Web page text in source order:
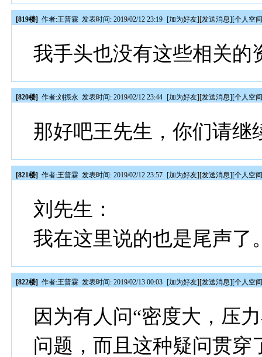
[819楼] 作者:王普霖 发表时间: 2019/02/12 23:19 [加为好友][发送消息][个人空
我手头也没有这些相关的
[820楼] 作者:刘振永 发表时间: 2019/02/12 23:44 [加为好友][发送消息][个人空
那好吧王先生，你们请继
[821楼] 作者:王普霖 发表时间: 2019/02/12 23:57 [加为好友][发送消息][个人空
刘先生：
我在这里说的也是尾声了
[822楼] 作者:王普霖 发表时间: 2019/02/13 00:03 [加为好友][发送消息][个人空
因为有人问“密度大，压
问题，而且这种疑问贯穿